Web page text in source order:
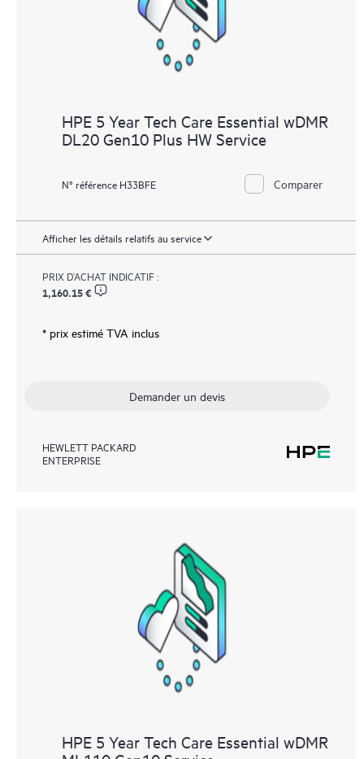
HPE 5 Year Tech Care Essential wDMR
DL20 Gen10 Plus HW Service
N° référence H33BFE Comparer
Afficher les détails relatifs au service
PRIX D’ACHAT INDICATIF :
1,160.15 €
* prix estimé TVA inclus
Demander un devis
HEWLETT PACKARD
ENTERPRISE
HPE 5 Year Tech Care Essential wDMR